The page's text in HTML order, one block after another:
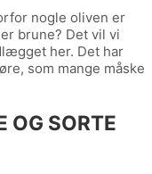
nogle oliven er
brune? Det vil vi
her. Det har
som mange måske
OG SORTE